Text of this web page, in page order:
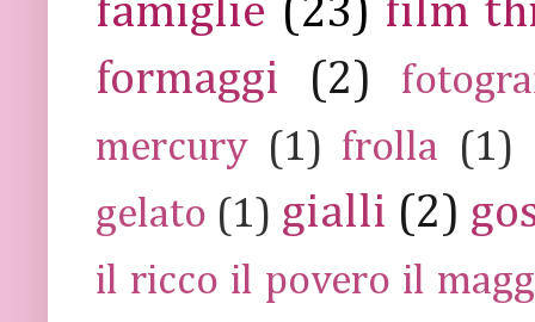
famiglie (23) film
formaggi
(2)
mercury (1) frolla (1)
gelato (1) gialli (2)
il ricco il povero il